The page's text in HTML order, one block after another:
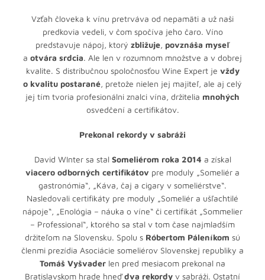
Vzťah človeka k vínu pretrváva od nepamäti a už naši
predkovia vedeli, v čom spočíva jeho čaro. Víno
predstavuje nápoj, ktorý zbližuje, povznáša myseľ
a otvára srdcia. Ale len v rozumnom množstve a v dobrej
kvalite. S distribučnou spoločnosťou Wine Expert je vždy
o kvalitu postarané, pretože nielen jej majiteľ, ale aj celý
jej tím tvoria profesionálni znalci vína, držitelia mnohých
osvedčení a certifikátov.
Prekonal rekordy v sabráži
David WInter sa stal Someliérom roka 2014 a získal
viacero odborných certifikátov pre moduly „Someliér a
gastronómia“, „Káva, čaj a cigary v someliérstve“.
Nasledovali certifikáty pre moduly „Someliér a ušľachtilé
nápoje“, „Enológia – náuka o víne“ či certifikát „Sommelier
– Professional“, ktorého sa stal v tom čase najmladším
držiteľom na Slovensku. Spolu s Róbertom Páleníkom sú
členmi prezídia Asociácie someliérov Slovenskej republiky a
Tomáš Vyšvader len pred mesiacom prekonal na
Bratislavskom hrade hneďdva rekordy v sabráži. Ostatní